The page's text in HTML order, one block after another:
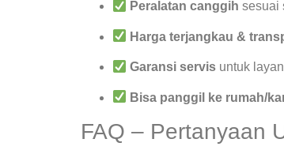
Peralatan canggih sesuai
Harga terjangkau &
Garansi servis untuk
Bisa panggil ke rumah/
FAQ – Pertanyaan